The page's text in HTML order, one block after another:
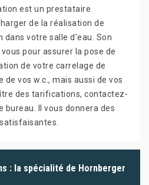
est un prestataire
de la réalisation de
dans votre salle d’eau. Son
pour assurer la pose de
de votre carrelage de
de vos w.c., mais aussi de vos
des tarifications, contactez-
bureau. Il vous donnera des
: la spécialité de Hornberger